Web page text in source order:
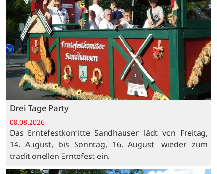
Drei Tage Party
08.08.2026
Das Erntefestkomitte Sandhausen lädt von Freitag,
14. August, bis Sonntag, 16. August, wieder zum
traditionellen Erntefest ein.